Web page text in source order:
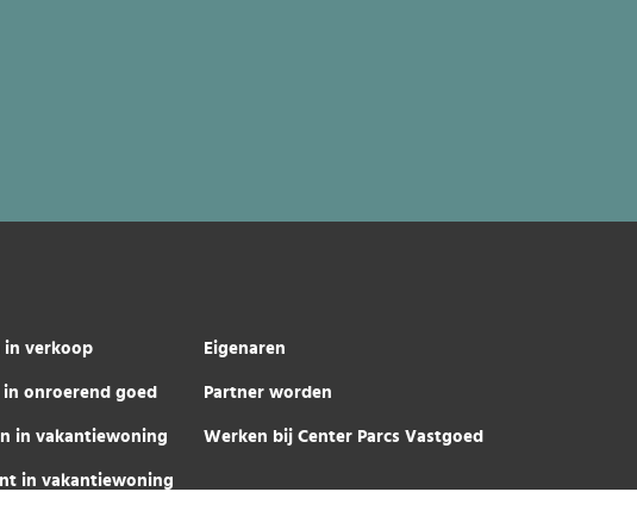
in verkoop
in onroerend goed
in vakantiewoning
in vakantiewoning
Eigenaren
Partner worden
Werken bij Center Parcs Vastgoed